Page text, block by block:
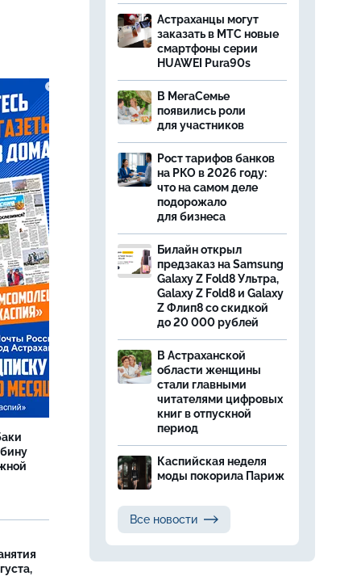
Астраханцы могут
заказать в МТС новые
смартфоны серии
HUAWEI Pura90s
В МегаСемье
появились роли
для участников
Рост тарифов банков
на РКО в 2026 году:
что на самом деле
подорожало
для бизнеса
Билайн открыл
предзаказ на Samsung
Galaxy Z Fold8 Ультра,
Galaxy Z Fold8 и Galaxy
Z Флип8 со скидкой
до 20 000 рублей
В Астраханской
области женщины
стали главными
читателями цифровых
книг в отпускной
период
Каспийская неделя
моды покорила Париж
Все новости